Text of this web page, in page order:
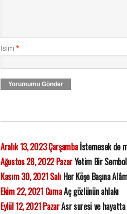
İsim *
Yorumumu Gönder
Aralık 13, 2023 Çarşambaİstemesek de
Ağustos 28, 2022 PazarYetim Bir
Kasım 30, 2021 SalıHer Köşe Başına
Ekim 22, 2021 CumaAç gözlünün ahlakı
Eylül 12, 2021 PazarAsr suresi ve